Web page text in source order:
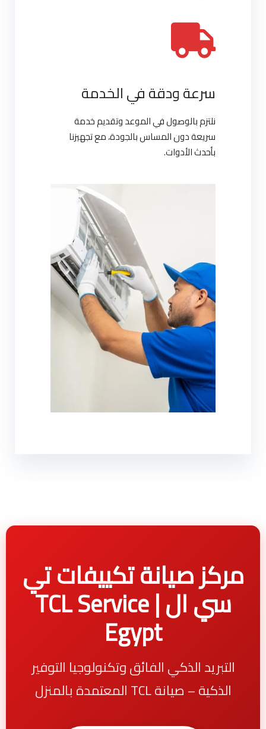
سرعة ودقة في الخدمة
نلتزم بالوصول في الموعد وتقديم خدمة
سريعة دون المساس بالجودة، مع تجهيزنا
بأحدث الأدوات.
مركز صيانة تكييفات تي
سي ال | TCL Service
Egypt
التبريد الذكي الفائق وتكنولوجيا التوفير
الذكية – صيانة TCL المعتمدة بالمنزل